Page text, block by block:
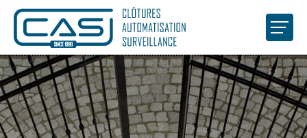
CAS-Lux
Professionnels
Clients privés